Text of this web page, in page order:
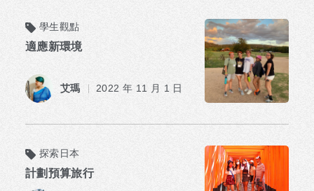
學生觀點
適應新環境
艾瑪 2022 年 11 月 1 日
探索日本
計劃預算旅行